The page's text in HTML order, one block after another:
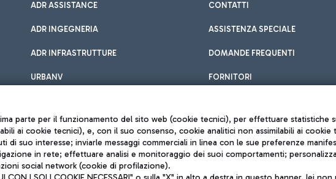
ADR ASSISTANCE
ADR INGEGNERIA
ADR INFRASTRUTTURE
URBANV
CONTATTI
ASSISTENZA SPECIALE
DOMANDE FREQUENTI
FORNITORI
parte per il funzionamento del sito web (cookie tecnici), per effettuare statistiche
ai cookie tecnici), e, con il suo consenso, cookie analitici non assimilabili ai
di suo interesse; inviarle messaggi commerciali in linea con le sue preferenze
in rete; effettuare analisi e monitoraggio dei suoi comportamenti;
social network (cookie di profilazione).